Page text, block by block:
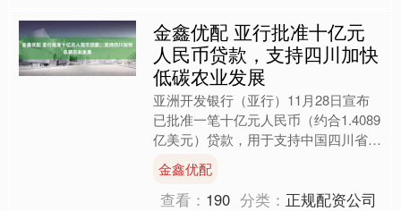
金鑫优配 亚行批准十亿元
人民币贷款，支持四川加快
低碳农业发展
亚洲开发银行（亚行）11月28日宣布
已批准一笔十亿元人民币（约合1.4089
亿美元）贷款，用于支持中国四川省推
进低碳、适应型农业发展。 声明称，
四川省气候智慧型....
金鑫优配
查看： 190 分类： 正规配资公司